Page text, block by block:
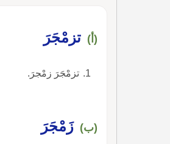
(أ) تزمْجَرَ
تزمْجَرَ زمْجرَ.
(ب) زَمْجَرَ